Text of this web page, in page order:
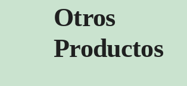
Otros
Productos